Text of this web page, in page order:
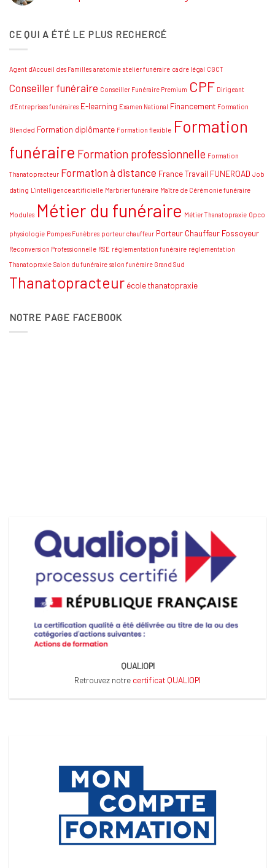
Comment
se
national
thanatopraxie
Conseils
CE QUI A ÉTÉ LE PLUS RECHERCÉ
Agent d'Accueil des Familles anatomie atelier funéraire cadre légal CGCT
Conseiller funéraire Conseiller Funéraire Premium CPF Dirigeant
d'Entreprises funéraires E-learning Examen National Financement Formation
Blended Formation diplômante Formation flexible Formation
funéraire Formation professionnelle Formation
Thanatopracteur Formation à distance France Travail FUNEROAD Job
dating L'intelligence artificielle Marbrier funéraire Maître de Cérémonie funéraire
Modules Métier du funéraire Métier Thanatopraxie Opco
physiologie Pompes Funèbres porteur chauffeur Porteur Chauffeur Fossoyeur
Reconversion Professionnelle RSE réglementation funéraire réglementation
Thanatopraxie Salon du funéraire salon funéraire Grand Sud
Thanatopracteur école thanatopraxie
NOTRE PAGE FACEBOOK
QUALIOPI
Retrouvez notre certificat QUALIOPI